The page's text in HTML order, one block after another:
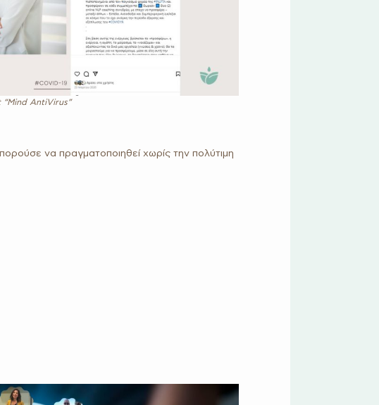
“Mind AntiVirus”
να πραγματοποιηθεί χωρίς την πολύτιμη